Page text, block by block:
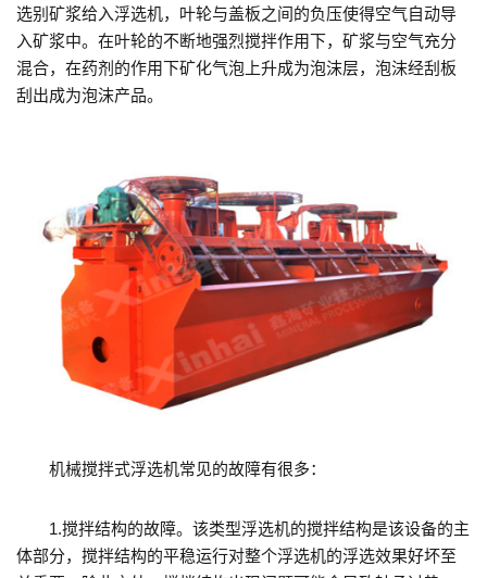
选别矿浆给入浮选机，叶轮与盖板之间的负压使得空气自动导
入矿浆中。在叶轮的不断地强烈搅拌作用下，矿浆与空气充分
混合，在药剂的作用下矿化气泡上升成为泡沫层，泡沫经刮板
刮出成为泡沫产品。
机械搅拌式浮选机常见的故障有很多：
1.搅拌结构的故障。该类型浮选机的搅拌结构是该设备的主
体部分，搅拌结构的平稳运行对整个浮选机的浮选效果好坏至